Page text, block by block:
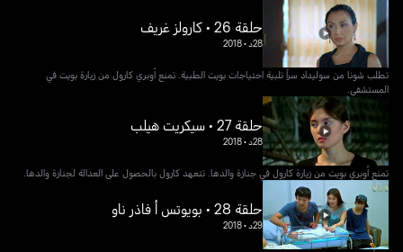
حلقة 26 • كارولز غريف
28د •
2018
تطلب شونا من سوليداد سراً تلبية احتياجات بويت الطبية. تمنع أوبري كارول من زيارة بويت في
المستشفى.
حلقة 27 • سيكريت هيلب
28د •
2018
تمنع أوبري بويت من زيارة كارول في جنازة والدها. تتعهد كارول بالحصول على العدالة لجنازة والدها.
حلقة 28 • بويوتس أ فاذر ناو
29د •
2018